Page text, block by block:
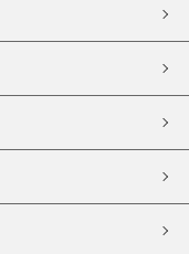
在庫なし含む